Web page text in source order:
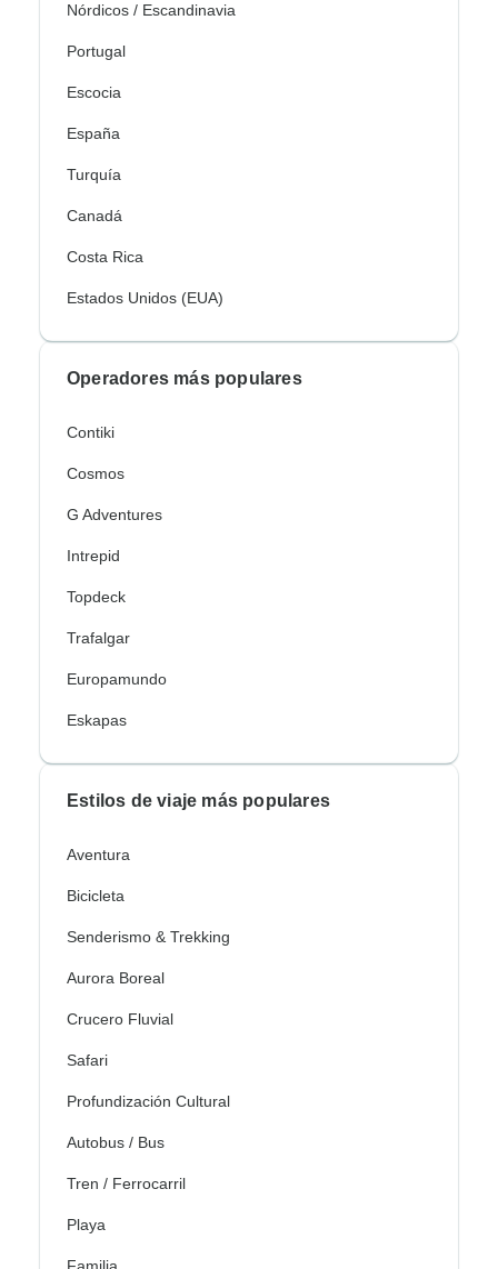
Nórdicos / Escandinavia
Portugal
Escocia
España
Turquía
Canadá
Costa Rica
Estados Unidos (EUA)
Operadores más populares
Contiki
Cosmos
G Adventures
Intrepid
Topdeck
Trafalgar
Europamundo
Eskapas
Estilos de viaje más populares
Aventura
Bicicleta
Senderismo & Trekking
Aurora Boreal
Crucero Fluvial
Safari
Profundización Cultural
Autobus / Bus
Tren / Ferrocarril
Playa